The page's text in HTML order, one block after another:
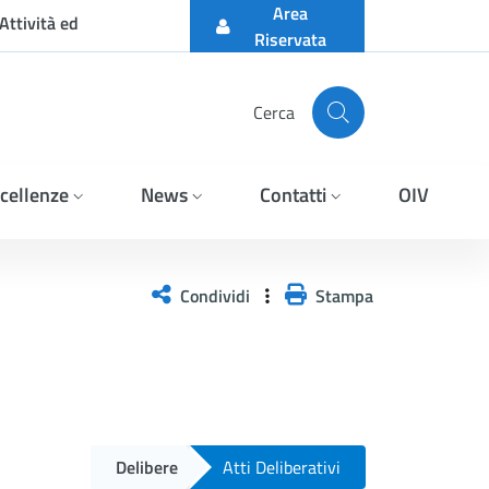
ed
Area
Riservata
Cerca
News Contatti OIV
Condividi Stampa
Delibere Atti Deliberativi